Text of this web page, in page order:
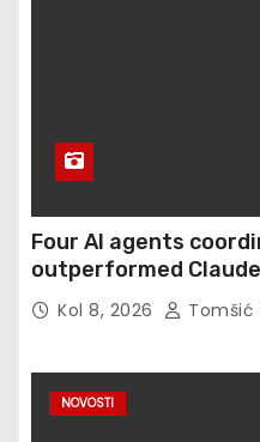
Four AI agents
outperformed
enterprise coding
Kol 8, 2026 Tomšić
NOVOSTI